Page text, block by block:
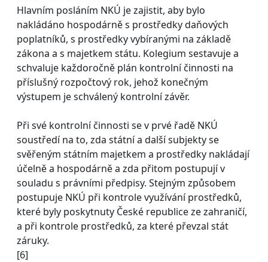
Hlavním posláním NKÚ je zajistit, aby bylo
nakládáno hospodárně s prostředky daňových
poplatníků, s prostředky vybíranými na základě
zákona a s majetkem státu. Kolegium sestavuje a
schvaluje každoročně plán kontrolní činnosti na
příslušný rozpočtový rok, jehož konečným
výstupem je schválený kontrolní závěr.
Při své kontrolní činnosti se v prvé řadě NKÚ
soustředí na to, zda státní a další subjekty se
svěřeným státním majetkem a prostředky nakládají
účelně a hospodárně a zda přitom postupují v
souladu s právními předpisy. Stejným způsobem
postupuje NKÚ při kontrole využívání prostředků,
které byly poskytnuty České republice ze zahraničí,
a při kontrole prostředků, za které převzal stát
záruky.
[6]